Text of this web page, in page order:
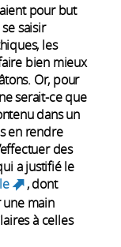
pour but
saisir
les
bien mieux
Or, pour
serait-ce que
dans un
en rendre
des
a justifié le
(link is
external)
, dont
une main
à celles